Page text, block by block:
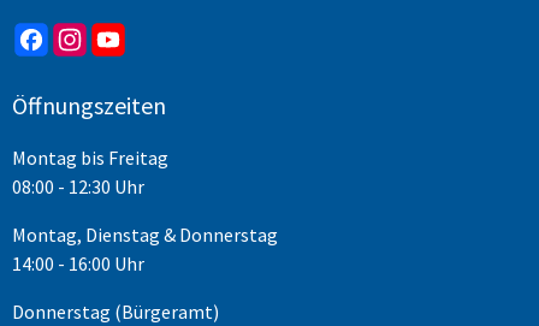
Öffnungszeiten
Montag bis Freitag
08:00 - 12:30 Uhr
Montag, Dienstag & Donnerstag
14:00 - 16:00 Uhr
Donnerstag (Bürgeramt)